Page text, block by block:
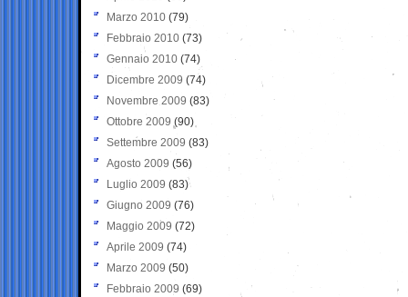
Marzo 2010 (79)
Febbraio 2010 (73)
Gennaio 2010 (74)
Dicembre 2009 (74)
Novembre 2009 (83)
Ottobre 2009 (90)
Settembre 2009 (83)
Agosto 2009 (56)
Luglio 2009 (83)
Giugno 2009 (76)
Maggio 2009 (72)
Aprile 2009 (74)
Marzo 2009 (50)
Febbraio 2009 (69)